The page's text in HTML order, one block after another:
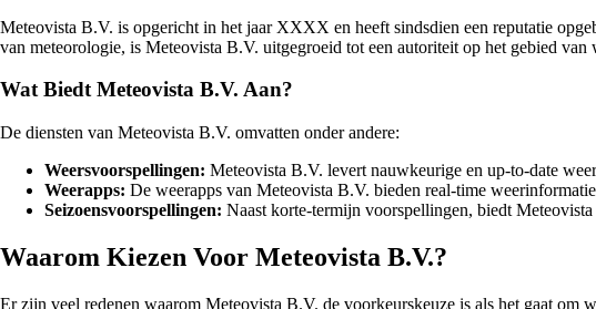
Meteovista B.V. is opgericht in het jaar XXXX en heeft sindsdien een reputatie
van meteorologie, is Meteovista B.V. uitgegroeid tot een autoriteit op het gebied van
Wat Biedt Meteovista B.V. Aan?
De diensten van Meteovista B.V. omvatten onder andere:
Weersvoorspellingen: Meteovista B.V. levert nauwkeurige en up-to-date
Weerapps: De weerapps van Meteovista B.V. bieden real-time
Seizoensvoorspellingen: Naast korte-termijn voorspellingen, biedt
Waarom Kiezen Voor Meteovista B.V.?
Er zijn veel redenen waarom Meteovista B.V. de voorkeurskeuze is als het gaat om